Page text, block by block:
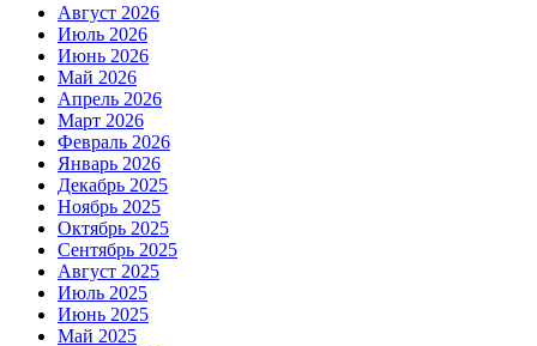
Август 2026
Июль 2026
Июнь 2026
Май 2026
Апрель 2026
Март 2026
Февраль 2026
Январь 2026
Декабрь 2025
Ноябрь 2025
Октябрь 2025
Сентябрь 2025
Август 2025
Июль 2025
Июнь 2025
Май 2025